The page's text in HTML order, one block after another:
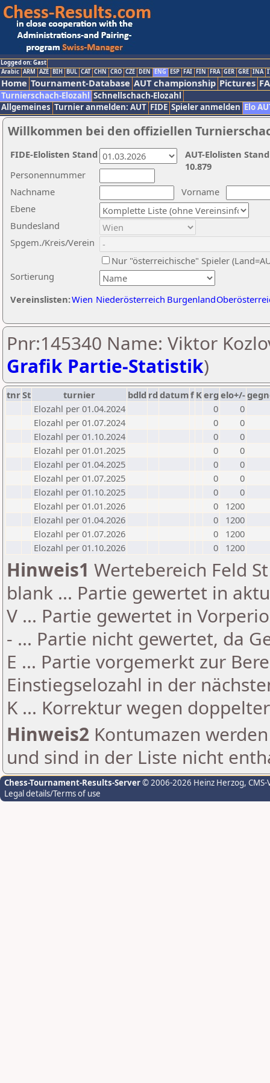
Logged on: Gast
Arabic ARM AZE BIH BUL CAT CHN CRO CZE DEN ENG ESP FAI FIN FRA GER GRE INA
Home Tournament-Database AUT championship Pictures
Turnierschach-Elozahl Schnellschach-Elozahl
Allgemeines Turnier anmelden: AUT FIDE Spieler anmelden Elo
Willkommen bei den offiziellen
Nachname
Vorname
Ebene
Sortierung
Personennummer
Bundesland
Spgem./Kreis/Verein
Nur "österreichische" Spieler
Vereinslisten:Wien Niederösterreich Burgenland
AUT-Elolisten
10.879
FIDE-Elolisten Stand
Pnr:145340 Name: Viktor
Grafik Partie-Statistik)
tnrSt turnier bdld rd datumf Kerg elo+/-
Elozahl per 01.04.2024
0
0
Elozahl per 01.07.2024
0
0
Elozahl per 01.10.2024
0
0
Elozahl per 01.01.2025
0
0
Elozahl per 01.04.2025
0
0
Elozahl per 01.07.2025
0
0
Elozahl per 01.10.2025
0
0
Elozahl per 01.01.2026
0
1200
Elozahl per 01.04.2026
0
1200
Elozahl per 01.07.2026
0
1200
Elozahl per 01.10.2026
0 1200
Hinweis1 Wertebereich Feld
blank ... Partie gewertet in
V ... Partie gewertet in
- ... Partie nicht gewertet, da
E ... Partie vorgemerkt zur
Einstiegselozahl in der
K ... Korrektur wegen
Hinweis2 Kontumazen
und sind in der Liste nicht
Chess-Tournament-Results-Server© 2006-2026 Heinz Herzog,
Legal details/Terms of use